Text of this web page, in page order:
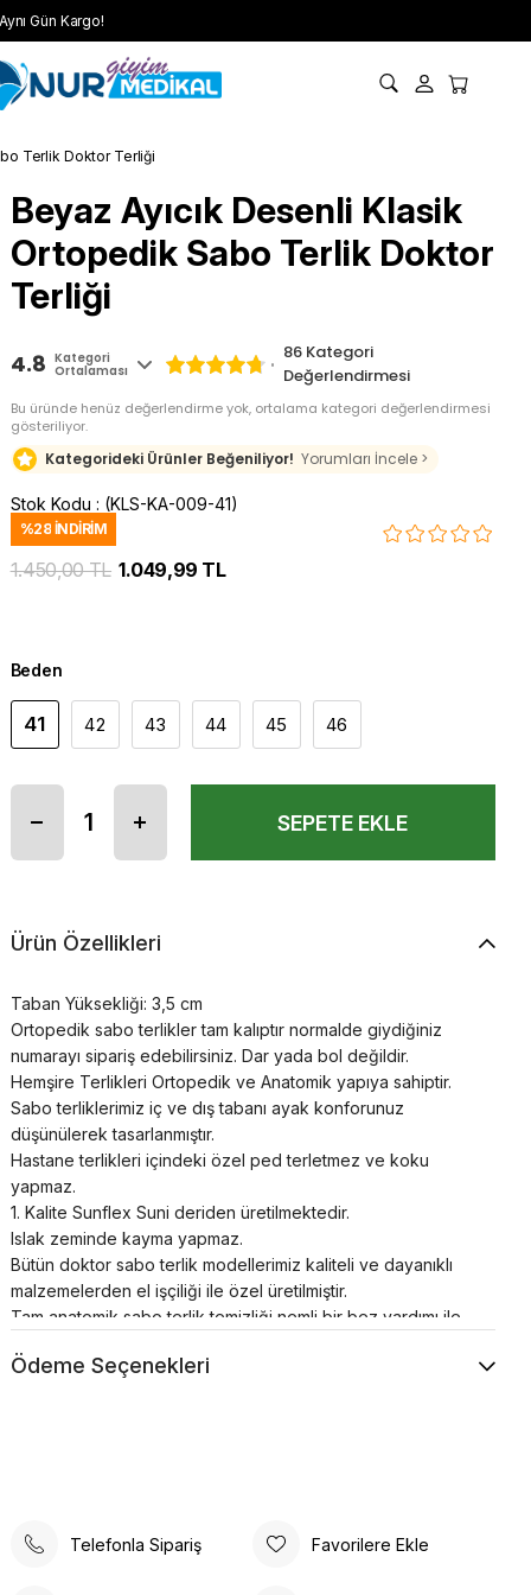
Gün Kargo!
Terlik Doktor Terliği
Beyaz Ayıcık Desenli Klasik
Ortopedik Sabo Terlik Doktor
Terliği
4.8 Kategori
Ortalaması
86 Kategori
Değerlendirmesi
Bu üründe henüz değerlendirme yok, ortalama kategori değerlendirmesi
gösteriliyor.
Kategorideki Ürünler Beğeniliyor! Yorumları İncele >
Stok Kodu (KLS-KA-009-41)
%28 İNDIRIM
1.450,00 TL 1.049,99 TL
Beden
41 42 43 44 45 46
Ürün Özellikleri
Taban Yüksekliği: 3,5 cm
Ortopedik sabo terlikler tam kalıptır normalde giydiğiniz
numarayı sipariş edebilirsiniz. Dar yada bol değildir.
Hemşire Terlikleri Ortopedik ve Anatomik yapıya sahiptir.
Sabo terliklerimiz iç ve dış tabanı ayak konforunuz
düşünülerek tasarlanmıştır.
Hastane terlikleri içindeki özel ped terletmez ve koku
yapmaz.
1. Kalite Sunflex Suni deriden üretilmektedir.
Islak zeminde kayma yapmaz.
Bütün doktor sabo terlik modellerimiz kaliteli ve dayanıklı
malzemelerden el işçiliği ile özel üretilmiştir.
Tam anatomik sabo terlik temizliği nemli bir bez yardımı ile
Airmax sabo terlikler; hastanelerde, restoranlarda,
sağlar. Suni deri ürün detayları ile hem dayanıklılık hem de
Ödeme Seçenekleri
Telefonla Sipariş Favorilere Ekle